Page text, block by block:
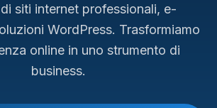
siti internet professionali, e-
WordPress. Trasformiamo
online in uno strumento di
business.